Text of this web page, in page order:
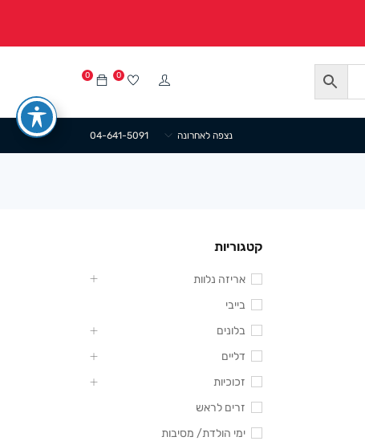
0 0
04-641-5091 נצפה לאחרונה
קטגוריות
אריזה נלוות
בייבי
בלונים
דליים
זכוכיות
זרים לראש
ימי הולדת/ מסיבות